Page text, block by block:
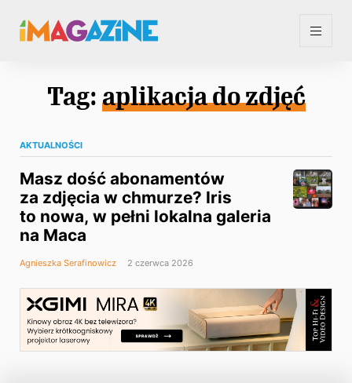
Tag: aplikacja do zdjęć
AKTUALNOŚCI
Masz dość abonamentów
za zdjęcia w chmurze? Iris
to nowa, w pełni lokalna galeria
na Maca
Agnieszka Serafinowicz 2 czerwca 2026